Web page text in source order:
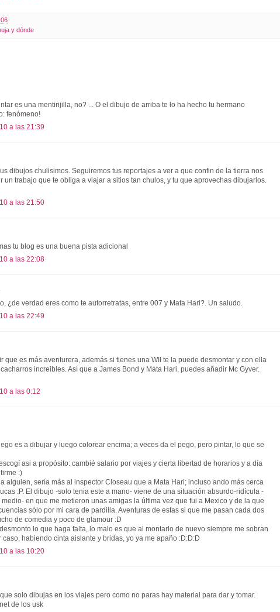
y dónde
es una mentirijilla, no? ... O el dibujo de arriba te lo ha hecho tu hermano
fenómeno!
a las 21:39
dibujos chulisimos. Seguiremos tus reportajes a ver a que confin de la tierra nos
un trabajo que te obliga a viajar a sitios tan chulos, y tu que aprovechas dibujarlos.
a las 21:50
tu blog es una buena pista adicional
a las 22:08
¿de verdad eres como te autorretratas, entre 007 y Mata Hari?. Un saludo.
a las 22:49
que es más aventurera, además si tienes una WII te la puede desmontar y con ella
increibles. Así que a James Bond y Mata Hari, puedes añadir Mc Gyver.
a las 0:12
es a dibujar y luego colorear encima; a veces da el pego, pero pintar, lo que se
asi a propósito: cambié salario por viajes y cierta libertad de horarios y a día
:)
alguien, sería más al inspector Closeau que a Mata Hari; incluso ando más cerca
:P. El dibujo -solo tenia este a mano- viene de una situación absurdo-ridícula -
en que me metieron unas amigas la última vez que fui a Mexico y de la que
sólo por mi cara de pardilla. Aventuras de estas si que me pasan cada dos
de comedia y poco de glamour :D
lo que haga falta, lo malo es que al montarlo de nuevo siempre me sobran
caso, habiendo cinta aislante y bridas, yo ya me apaño :D:D:D
a las 10:20
solo dibujas en los viajes pero como no paras hay material para dar y tomar.
de los usk